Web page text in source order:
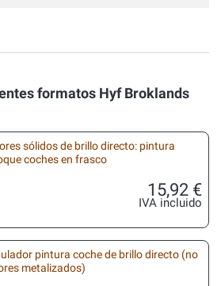
formatos Hyf Broklands
sólidos de brillo directo: pintura
coches en frasco
15,92 €
IVA incluido
pintura coche de brillo directo (no
metalizados)